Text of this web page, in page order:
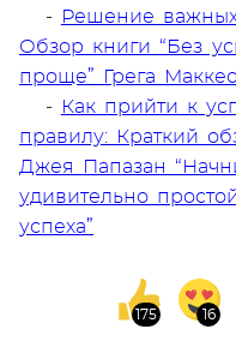
-
Решение
Обзор книги “Без
проще” Грега
-
Как прийти к
правилу: Краткий
Джея Папазан
удивительно
успеха”